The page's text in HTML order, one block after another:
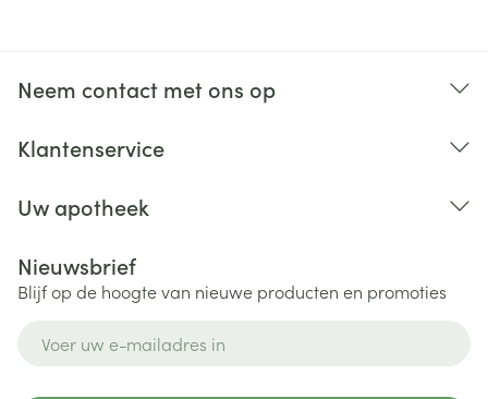
Neem contact met ons op
Klantenservice
Uw apotheek
Nieuwsbrief
Blijf op de hoogte van nieuwe producten en promoties